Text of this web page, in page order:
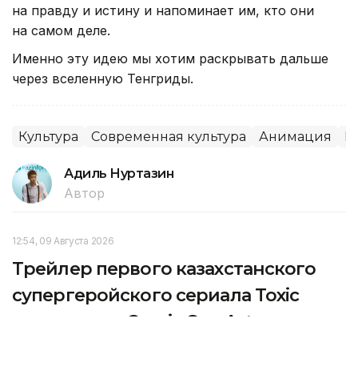
на правду и истину и напоминает им, кто они
на самом деле.
Именно эту идею мы хотим раскрывать дальше
через вселенную Тенгриды.
Культура Современная культура Анимация
Адиль Нуртазин
Автор
12:54, 09 Августа 2026
Трейлер первого казахстанского
супергеройского сериала Toxic
показали на Comic Con Astana